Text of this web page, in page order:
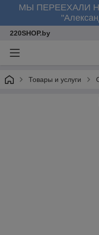
МЫ ПЕРЕЕХАЛИ
220SHOP.by
Товары и услуги